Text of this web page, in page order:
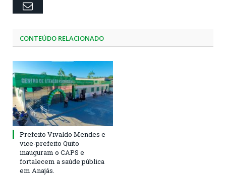
Email
CONTEÚDO RELACIONADO
Prefeito Vivaldo Mendes e
vice-prefeito Quito
inauguram o CAPS e
fortalecem a saúde pública
em Anajás.